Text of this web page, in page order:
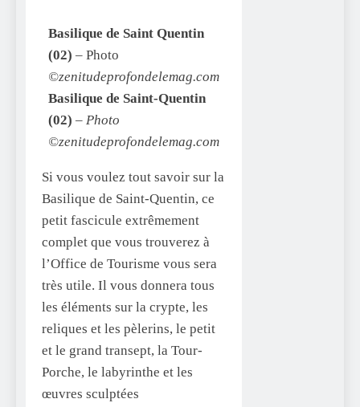
Basilique de Saint Quentin
(02) – Photo
©zenitudeprofondelemag.com
Basilique de Saint-Quentin
(02) – Photo
©zenitudeprofondelemag.com
Si vous voulez tout savoir sur la
Basilique de Saint-Quentin, ce
petit fascicule extrêmement
complet que vous trouverez à
l’Office de Tourisme vous sera
très utile. Il vous donnera tous
les éléments sur la crypte, les
reliques et les pèlerins, le petit
et le grand transept, la Tour-
Porche, le labyrinthe et les
œuvres sculptées